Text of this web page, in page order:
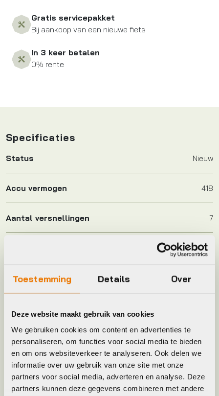
Toestemming Details Over
Deze website maakt gebruik van cookies
We gebruiken cookies om content en advertenties te
personaliseren, om functies voor social media te bieden
en om ons websiteverkeer te analyseren. Ook delen we
informatie over uw gebruik van onze site met onze
partners voor social media, adverteren en analyse. Deze
partners kunnen deze gegevens combineren met andere
Gratis servicepakket
Bij aankoop van een nieuwe fiets
In 3 keer betalen
0% rente
Specificaties
Status Nieuw
Accu vermogen 418
Aantal versnellingen 7
11.6
Accu locatie FRAME
Accu voltage
Frame Type